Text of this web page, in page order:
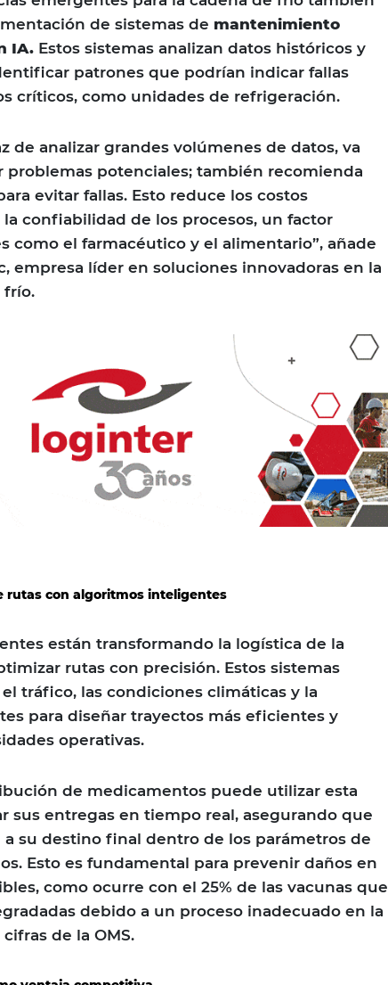
de sistemas de mantenimiento
IA. Estos sistemas analizan datos históricos y
patrones que podrían indicar fallas
críticos, como unidades de refrigeración.
de analizar grandes volúmenes de datos, va
problemas potenciales; también recomienda
evitar fallas. Esto reduce los costos
confiabilidad de los procesos, un factor
como el farmacéutico y el alimentario”, añade
empresa líder en soluciones innovadoras en la
frío.
rutas con algoritmos inteligentes
están transformando la logística de la
rutas con precisión. Estos sistemas
tráfico, las condiciones climáticas y la
para diseñar trayectos más eficientes y
operativas.
de medicamentos puede utilizar esta
sus entregas en tiempo real, asegurando que
su destino final dentro de los parámetros de
Esto es fundamental para prevenir daños en
como ocurre con el 25% de las vacunas que
debido a un proceso inadecuado en la
de la OMS.